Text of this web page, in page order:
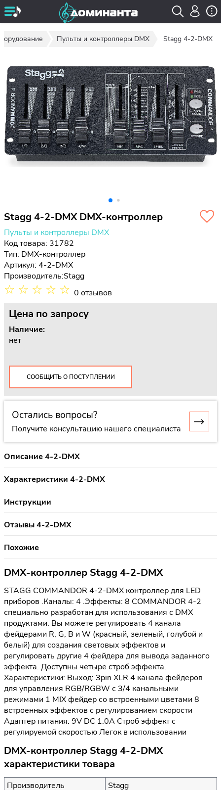
Пульты и контроллеры DMX Stagg 4-2-DMX
Stagg 4-2-DMX DMX-контроллер
Пульты и контроллеры DMX
Код товара: 31782
Тип: DMX-контроллер
Артикул: 4-2-DMX
Производитель:Stagg
☆ ☆ ☆ ☆ ☆ 0 отзывов
Цена по запросу
Наличие:
нет
СООБЩИТЬ О ПОСТУПЛЕНИИ
Остались вопросы?
Получите консультацию нашего специалиста
Описание 4-2-DMX
Характеристики 4-2-DMX
Инструкции
Отзывы 4-2-DMX
Похожие
DMX-контроллер Stagg 4-2-DMX
STAGG COMMANDOR 4-2-DMX контроллер для LED
приборов .Каналы: 4 .Эффекты: 8 COMMANDOR 4-2
специально разработан для использования с DMX
продуктами. Вы можете регулировать 4 канала
фейдерами R, G, B и W (красный, зеленый, голубой и
белый) для создания световых эффектов и
регулировать другие 4 фейдера для вывода заданного
эффекта. Доступны четыре строб эффекта.
Характеристики: Выход: 3pin XLR 4 канала фейдеров
для управления RGB/RGBW с 3/4 канальными
режимами 1 MIX фейдер со встроенными цветами 8
встроенных эффектов с регулированием скорости
Адаптер питания: 9V DC 1.0А Строб эффект с
регулируемой скоростью Легок в использовании
DMX-контроллер Stagg 4-2-DMX
характеристики товара
Производитель
Stagg